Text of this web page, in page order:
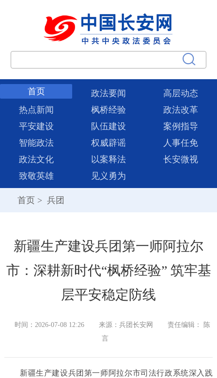
首页 政法要闻
高层动态
热点新闻
枫桥经验
政法改革
平安建设
队伍建设
案例指导
智能政法
权威辟谣
人事任免
政法文化
以案释法
长安微视
致敬英雄
见义勇为
首页 > 兵团
新疆生产建设兵团第一师阿拉尔
市：深耕新时代“枫桥经验” 筑牢基
层平安稳定防线
时间：2026-07-08 12:26 来源：兵团长安网
责任编辑： 陈
言
新疆生产建设兵团第一师阿拉尔市司法行政系统深入践